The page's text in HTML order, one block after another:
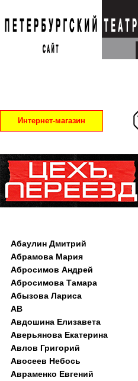
Интернет-магазин
Абаулин Дмитрий
Абрамова Мария
Абросимов Андрей
Абросимова Тамара
Абызова Лариса
АВ
Авдошина Елизавета
Аверьянова Екатерина
Авлов Григорий
Авосеев Небось
Авраменко Евгений